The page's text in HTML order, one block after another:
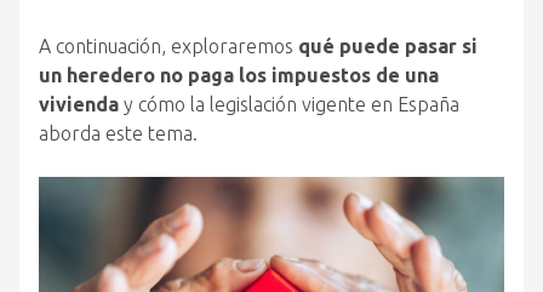
A continuación, exploraremos qué puede pasar si
un heredero no paga los impuestos de una
vivienda y cómo la legislación vigente en España
aborda este tema.